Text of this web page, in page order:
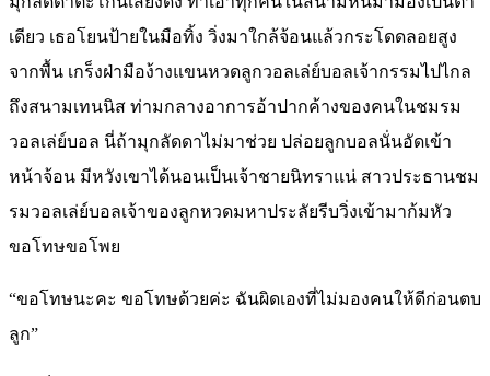
เดียว เธอโยนป้ายในมือทิ้ง วิ่งมาใกล้จ้อนแล้วกระโดดลอยสูง
จากพื้น เกร็งฝ่ามือง้างแขนหวดลูกวอลเล่ย์บอลเจ้ากรรมไปไกล
ถึงสนามเทนนิส ท่ามกลางอาการอ้าปากค้างของคนในชมรม
วอลเล่ย์บอล นี่ถ้ามุกลัดดาไม่มาช่วย ปล่อยลูกบอลนั่นอัดเข้า
หน้าจ้อน มีหวังเขาได้นอนเป็นเจ้าชายนิทราแน่ สาวประธานชม
รมวอลเล่ย์บอลเจ้าของลูกหวดมหาประลัยรีบวิ่งเข้ามาก้มหัว
ขอโทษขอโพย
“ขอโทษนะคะ ขอโทษด้วยค่ะ ฉันผิดเองที่ไม่มองคนให้ดีก่อนตบ
ลูก”